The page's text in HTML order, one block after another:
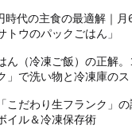
時代の主食の最適解｜
トウのパックごはん」
ん（冷凍ご飯）の正解
」で洗い物と冷凍庫の
こだわり生フランク」
イル＆冷凍保存術